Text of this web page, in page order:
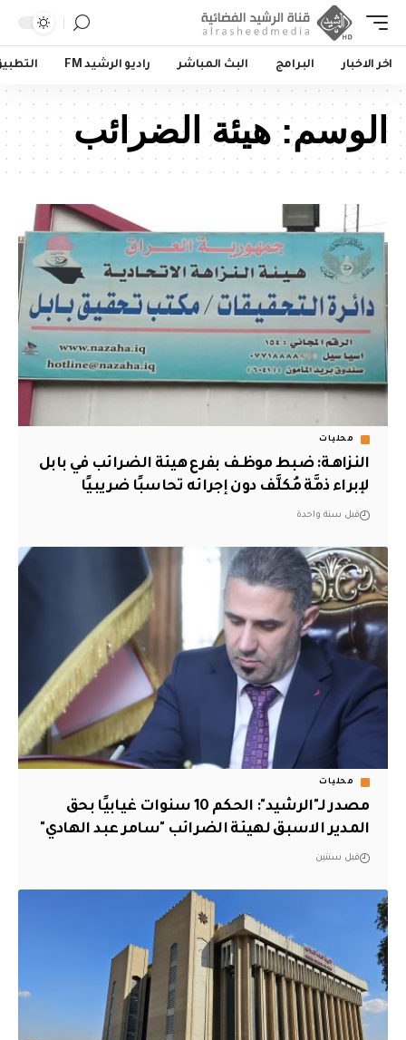
اخر الاخبار البرامج البث المباشر راديو الرشيد FM
الوسم:هيئة الضرائب
محليات
النزاهـة: ضبط موظـف بفرع هيئة الضرائب في بابل
لإبراء ذمَّة مُكلَّف دون إجرائه تحاسبًا ضريبيًا
قبل سنة واحدة
محليات
مصدر لـ"الرشيد": الحكم 10 سنوات غيابيًا بحق
المدير الاسبق لهيئة الضرائب "سامر عبد الهادي"
قبل سنتين